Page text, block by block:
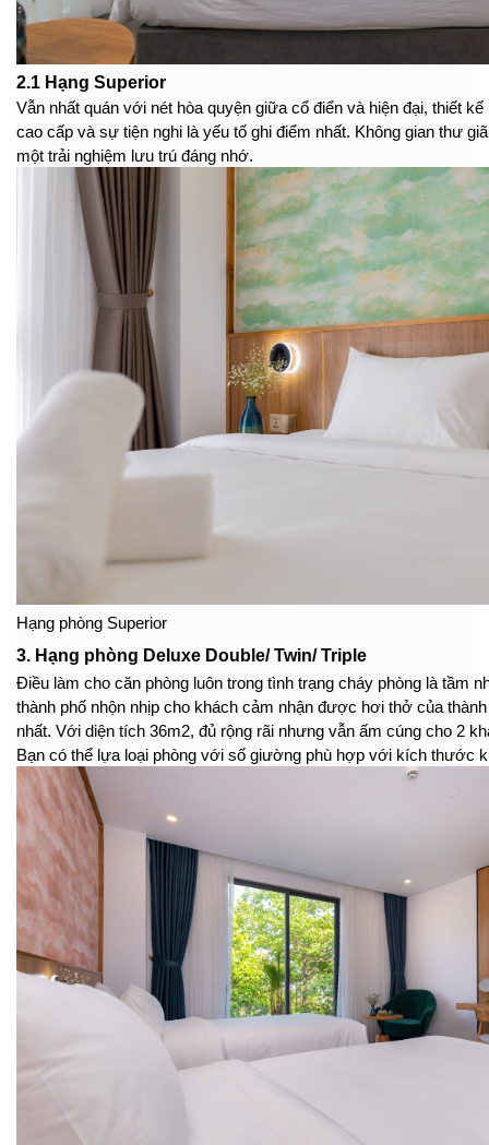
Hạng phòng Standard
2.1 Hạng Superior
Vẫn nhất quán với nét hòa quyện giữa cổ điển và hiện đại, thiết kế
cao cấp và sự tiện nghi là yếu tố ghi điểm nhất. Không gian thư
một trải nghiệm lưu trú đáng nhớ.
Hạng phòng Superior
3. Hạng phòng Deluxe Double/ Twin/ Triple
Điều làm cho căn phòng luôn trong tình trạng cháy phòng là tầm
thành phố nhộn nhịp cho khách cảm nhận được hơi thở của
nhất. Với diện tích 36m2, đủ rộng rãi nhưng vẫn ấm cúng cho 2
Bạn có thể lựa loại phòng với số giường phù hợp với kích thước